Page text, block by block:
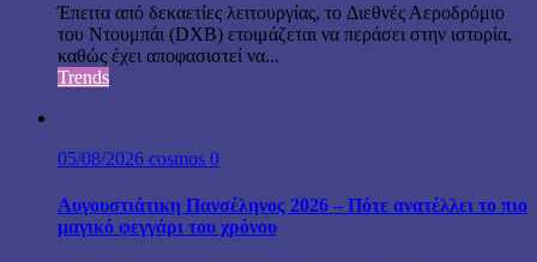
Έπειτα από δεκαετίες λειτουργίας, το Διεθνές Αεροδρόμιο
του Ντουμπάι (DXB) ετοιμάζεται να περάσει στην ιστορία,
καθώς έχει αποφασιστεί να...
Trends
05/08/2026 cosmos 0
Αυγουστιάτικη Πανσέληνος 2026 – Πότε ανατέλλει το πιο
μαγικό φεγγάρι του χρόνου